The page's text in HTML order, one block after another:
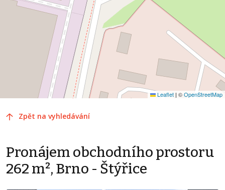
Leaflet | ©OpenStreetMap
Zpět na vyhledávání
Pronájem obchodního prostoru
262 m², Brno - Štýřice